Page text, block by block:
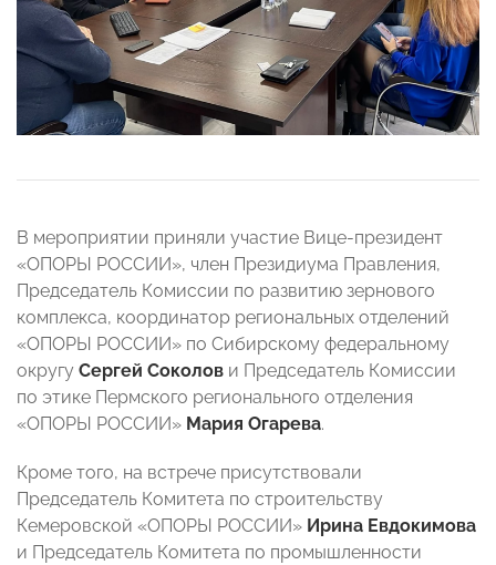
В мероприятии приняли участие Вице-президент
«ОПОРЫ РОССИИ», член Президиума Правления,
Председатель Комиссии по развитию зернового
комплекса, координатор региональных отделений
«ОПОРЫ РОССИИ» по Сибирскому федеральному
округу Сергей Соколов и Председатель Комиссии
по этике Пермского регионального отделения
«ОПОРЫ РОССИИ» Мария Огарева.
Кроме того, на встрече присутствовали
Председатель Комитета по строительству
Кемеровской «ОПОРЫ РОССИИ» Ирина Евдокимова
и Председатель Комитета по промышленности